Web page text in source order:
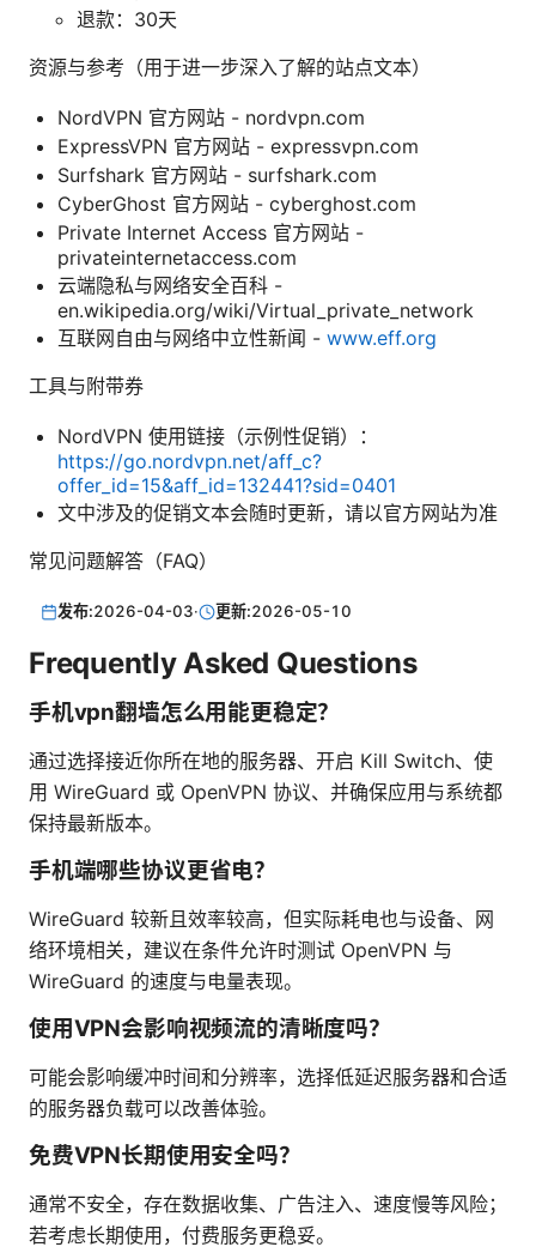
退款：30天
资源与参考（用于进一步深入了解的站点文本）
NordVPN 官方网站 - nordvpn.com
ExpressVPN 官方网站 - expressvpn.com
Surfshark 官方网站 - surfshark.com
CyberGhost 官方网站 - cyberghost.com
Private Internet Access 官方网站 -
privateinternetaccess.com
云端隐私与网络安全百科 -
en.wikipedia.org/wiki/Virtual_private_network
互联网自由与网络中立性新闻 - www.eff.org
工具与附带券
NordVPN 使用链接（示例性促销）：
https://go.nordvpn.net/aff_c?
offer_id=15&aff_id=132441?sid=0401
文中涉及的促销文本会随时更新，请以官方网站为准
常见问题解答（FAQ）
发布:2026-04-03· 更新:2026-05-10
Frequently Asked Questions
手机vpn翻墙怎么用能更稳定？
通过选择接近你所在地的服务器、开启 Kill Switch、使
用 WireGuard 或 OpenVPN 协议、并确保应用与系统都
保持最新版本。
手机端哪些协议更省电？
WireGuard 较新且效率较高，但实际耗电也与设备、网
络环境相关，建议在条件允许时测试 OpenVPN 与
WireGuard 的速度与电量表现。
使用VPN会影响视频流的清晰度吗？
可能会影响缓冲时间和分辨率，选择低延迟服务器和合适
的服务器负载可以改善体验。
免费VPN长期使用安全吗？
通常不安全，存在数据收集、广告注入、速度慢等风险；
若考虑长期使用，付费服务更稳妥。